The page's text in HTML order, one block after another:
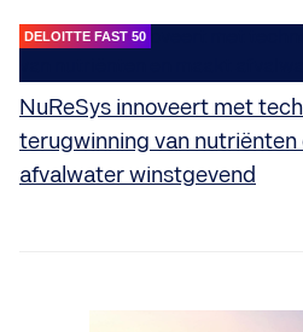
DELOITTE FAST 50
NuReSys innoveert met
terugwinning van nutriënten
afvalwater winstgevend